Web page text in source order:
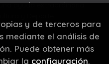
ayuda extraordinaria
. Todos los Derechos
y de terceros para
mediante el análisis de
Puede obtener más
la configuración.